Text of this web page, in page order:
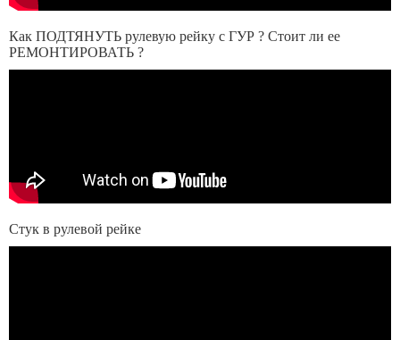
Как ПОДТЯНУТЬ рулевую рейку с ГУР ? Стоит ли ее
РЕМОНТИРОВАТЬ ?
Стук в рулевой рейке